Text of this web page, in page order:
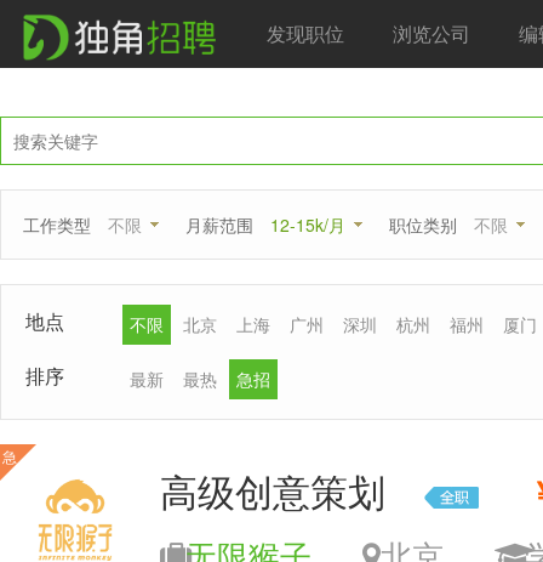
发现职位 浏览公司 编
工作类型 不限 月薪范围 12-15k/月 职位类别 不限
地点 不限 北京 上海 广州 深圳 杭州 福州 厦门
排序 最新 最热 急招
急
高级创意策划